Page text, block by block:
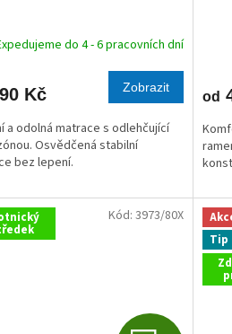
R
M
A
do 4 - 6 pracovních dní
Kč Zobrazit
a odolná matrace s odlehčující
Osvědčená stabilní
bez lepení.
od
Kód: 3973/80X
Tip